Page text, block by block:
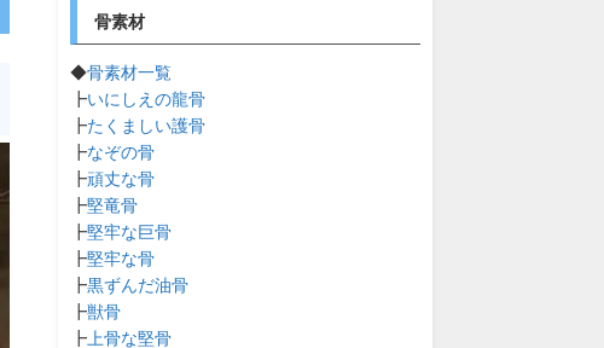
骨素材
◆骨素材一覧
┣いにしえの龍骨
┣たくましい護骨
┣なぞの骨
┣頑丈な骨
┣堅竜骨
┣堅牢な巨骨
┣堅牢な骨
┣黒ずんだ油骨
┣獣骨
┣ 上骨な堅骨